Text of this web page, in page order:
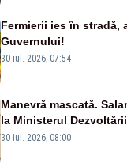
Fermierii ies în stradă,
Guvernului!
30 iul. 2026, 07:54
Manevră mascată.
la Ministerul
ies în stradă
30 iul. 2026, 08:00